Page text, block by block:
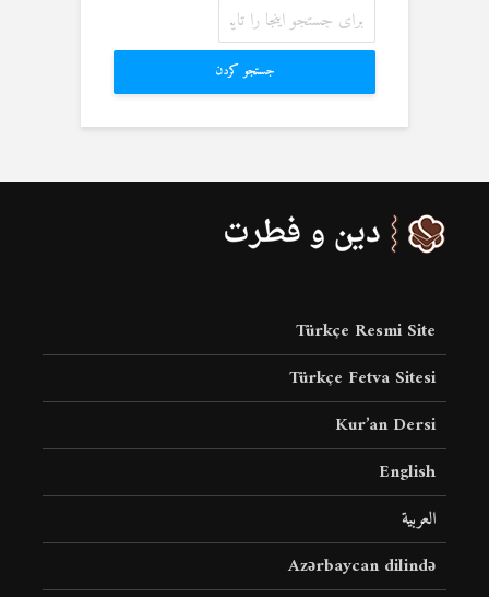
جستجو کردن
Türkçe Resmi Site
Türkçe Fetva Sitesi
Kur’an Dersi
English
العربية
Azərbaycan dilində